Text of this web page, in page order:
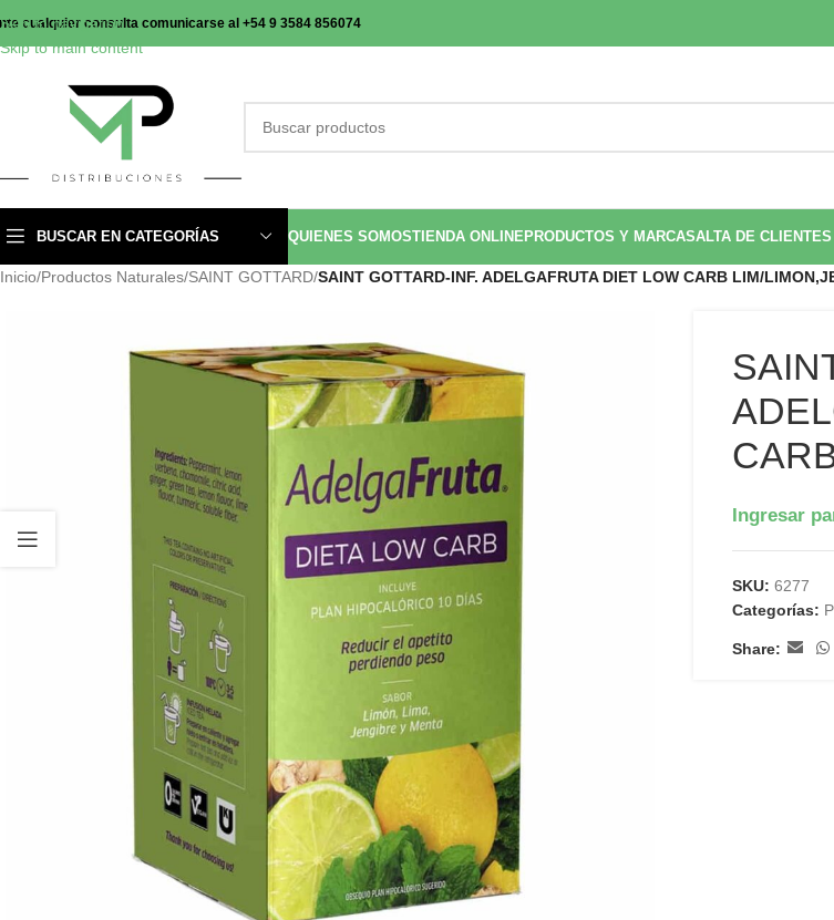
Skip to navigation
Skip to main content
cualquier consulta comunicarse al +54 9 3584 856074
BUSCAR EN CATEGORÍAS QUIENES SOMOSTIENDA ONLINEPRODUCTOS Y MARCASALTA DE CLIENTES
Inicio/Productos Naturales/SAINT GOTTARD/SAINT GOTTARD-INF. ADELGAFRUTA DIET LOW CARB LIM/
Ingresar
SKU: 6277
Categorías:
Share: